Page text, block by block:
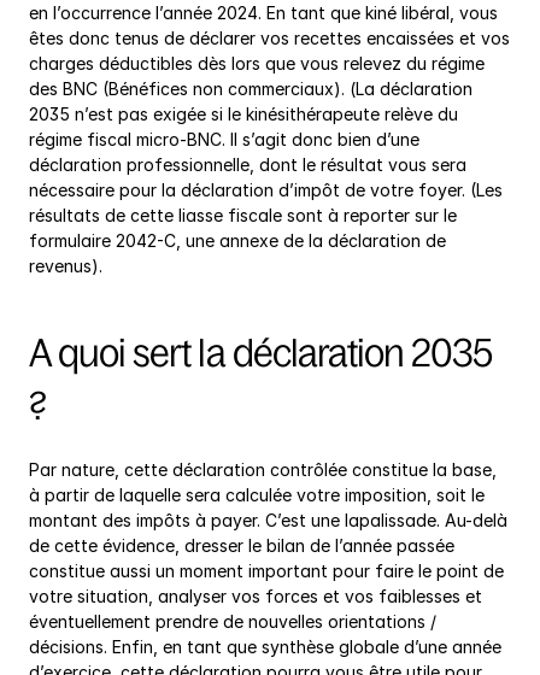
en l’occurrence l’année 2024. En tant que kiné libéral, vous
êtes donc tenus de déclarer vos recettes encaissées et vos
charges déductibles dès lors que vous relevez du régime
des BNC (Bénéfices non commerciaux). (La déclaration
2035 n’est pas exigée si le kinésithérapeute relève du
régime fiscal micro-BNC. Il s’agit donc bien d’une
déclaration professionnelle, dont le résultat vous sera
nécessaire pour la déclaration d’impôt de votre foyer. (Les
résultats de cette liasse fiscale sont à reporter sur le
formulaire 2042-C, une annexe de la déclaration de
revenus).
A quoi sert la déclaration 2035
?
Par nature, cette déclaration contrôlée constitue la base,
à partir de laquelle sera calculée votre imposition, soit le
montant des impôts à payer. C’est une lapalissade. Au-delà
de cette évidence, dresser le bilan de l’année passée
constitue aussi un moment important pour faire le point de
votre situation, analyser vos forces et vos faiblesses et
éventuellement prendre de nouvelles orientations /
décisions. Enfin, en tant que synthèse globale d’une année